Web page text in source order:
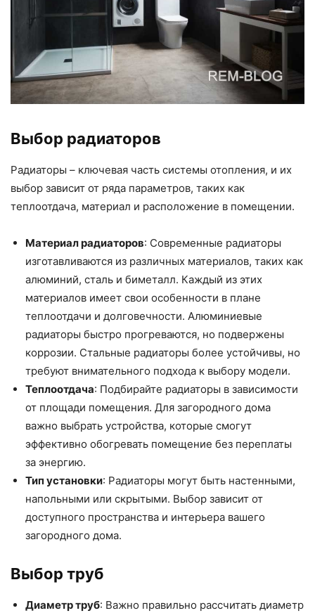
Выбор радиаторов
Радиаторы – ключевая часть системы отопления, и их
выбор зависит от ряда параметров, таких как
теплоотдача, материал и расположение в помещении.
Материал радиаторов: Современные радиаторы
изготавливаются из различных материалов, таких как
алюминий, сталь и биметалл. Каждый из этих
материалов имеет свои особенности в плане
теплоотдачи и долговечности. Алюминиевые
радиаторы быстро прогреваются, но подвержены
коррозии. Стальные радиаторы более устойчивы, но
требуют внимательного подхода к выбору модели.
Теплоотдача: Подбирайте радиаторы в зависимости
от площади помещения. Для загородного дома
важно выбрать устройства, которые смогут
эффективно обогревать помещение без переплаты
за энергию.
Тип установки: Радиаторы могут быть настенными,
напольными или скрытыми. Выбор зависит от
доступного пространства и интерьера вашего
загородного дома.
Выбор труб
Диаметр труб: Важно правильно рассчитать диаметр